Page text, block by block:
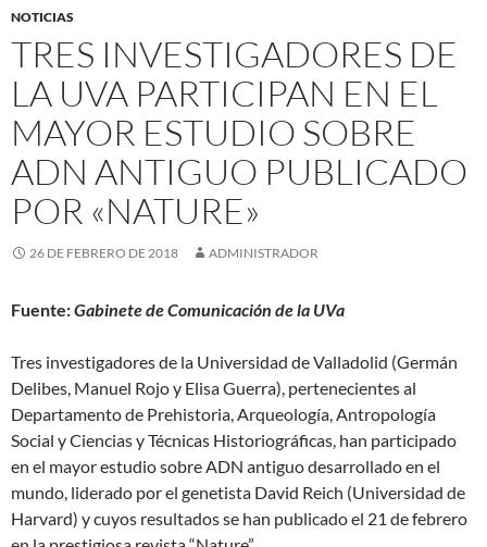
NOTICIAS
TRES INVESTIGADORES DE
LA UVA PARTICIPAN EN EL
MAYOR ESTUDIO SOBRE
ADN ANTIGUO PUBLICADO
POR «NATURE»
26 DE FEBRERO DE 2018 ADMINISTRADOR
Fuente:Gabinete de Comunicación de la UVa
Tres investigadores de la Universidad de Valladolid (Germán
Delibes, Manuel Rojo y Elisa Guerra), pertenecientes al
Departamento de Prehistoria, Arqueología, Antropología
Social y Ciencias y Técnicas Historiográficas, han participado
en el mayor estudio sobre ADN antiguo desarrollado en el
mundo, liderado por el genetista David Reich (Universidad de
Harvard) y cuyos resultados se han publicado el 21 de febrero